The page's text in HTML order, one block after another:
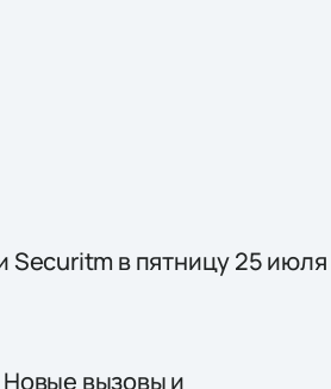
в пятницу 25 июля
вызовы и